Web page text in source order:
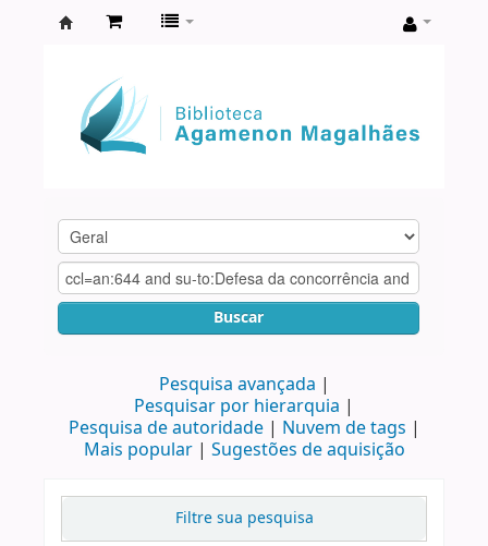
Agamenon
Magalhães
Buscar
Pesquisa avançada
Pesquisar por hierarquia
Pesquisa de autoridade
Nuvem de tags
Mais popular
Sugestões de aquisição
Filtre sua pesquisa